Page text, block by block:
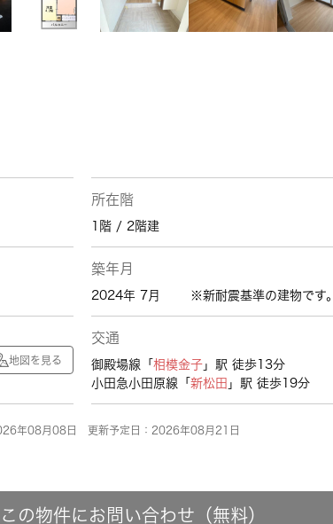
所在階
1階 / 2階建
築年月
2024年 7月 ※新耐震基準の建物です。
地図を見る
交通
御殿場線「 相模金子 」駅 徒歩13分
小田急小田原線「 新松田 」駅 徒歩19分
年08月08日 更新予定日：2026年08月21日
の物件にお問い合わせ（無料）